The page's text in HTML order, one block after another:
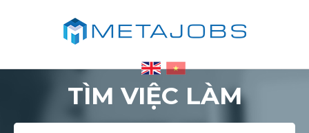
TÌM VIỆC LÀM